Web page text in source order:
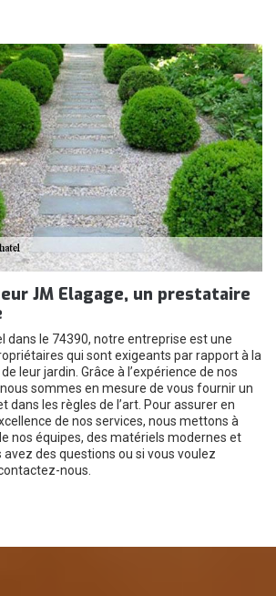
JM Elagage, un prestataire
dans le 74390, notre entreprise est une
qui sont exigeants par rapport à la
leur jardin. Grâce à l’expérience de nos
sommes en mesure de vous fournir un
dans les règles de l’art. Pour assurer en
de nos services, nous mettons à
nos équipes, des matériels modernes et
des questions ou si vous voulez
nous.